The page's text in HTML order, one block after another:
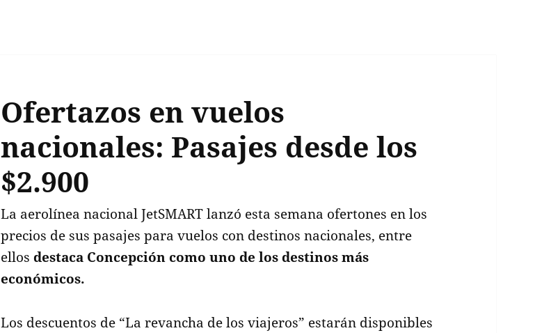
Ofertazos en vuelos
nacionales: Pasajes desde los
$2.900
La aerolínea nacional JetSMART lanzó esta semana ofertones en los
precios de sus pasajes para vuelos con destinos nacionales, entre
ellosdestaca Concepción como uno de los destinos más
económicos.
Los descuentos de “La revancha de los viajeros” estarán disponibles